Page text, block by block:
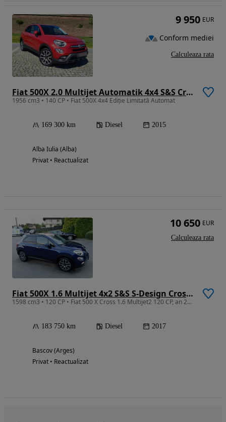
Fiat 500X 2.0 Multijet Automatik 4x4 S&S Cross Plus
1956 cm3 • 140 CP • Fiat 500X 4x4 Ediție Limitată Automat
169 300 km Diesel 2015
Alba Iulia (Alba)
Privat • Reactualizat
9 950 EUR
Conform mediei
Calculeaza rata
Fiat 500X 1.6 Multijet 4x2 S&S S-Design Cross Look
1598 cm3 • 120 CP • Fiat 500 X Cross 1.6 Multijet2 120 CP, an 2017,int.maro,xenon, euro 6
183 750 km Diesel 2017
Bascov (Arges)
Privat • Reactualizat
10 650 EUR
Calculeaza rata